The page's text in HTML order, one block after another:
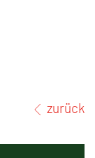
zurück